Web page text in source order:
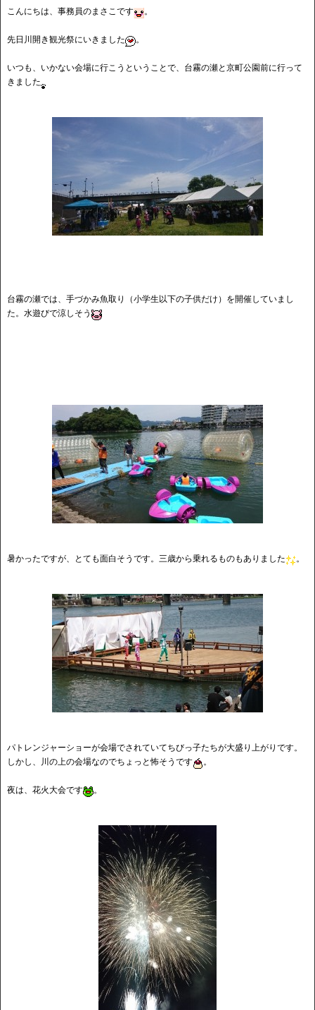
こんにちは、事務員のまさこです
。
先日川開き観光祭にいきました 。
いつも、いかない会場に行こうということで、台霧の瀬と京町公園前に行って
きました
台霧の瀬では、手づかみ魚取り（小学生以下の子供だけ）を開催していまし
た。水遊びで涼しそう
暑かったですが、とても面白そうです。三歳から乗れるものもありました 。
パトレンジャーショーが会場でされていてちびっ子たちが大盛り上がりです。
しかし、川の上の会場なのでちょっと怖そうです
。
夜は、花火大会です 。